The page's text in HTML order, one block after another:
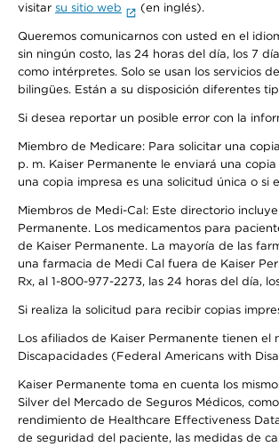
visitar su sitio web (en inglés).
Queremos comunicarnos con usted en el
sin ningún costo, las 24 horas del día, los 7
como intérpretes. Solo se usan los servicios
bilingües. Están a su disposición diferentes
Si desea reportar un posible error con la
Miembro de Medicare: Para solicitar una
p. m. Kaiser Permanente le enviará una
una copia impresa es una solicitud única o
Miembros de Medi-Cal: Este directorio
Permanente. Los medicamentos para
de Kaiser Permanente. La mayoría de las
una farmacia de Medi Cal fuera de Kaiser
Rx, al 1-800-977-2273, las 24 horas del día,
Si realiza la solicitud para recibir copias
Los afiliados de Kaiser Permanente tienen
Discapacidades (Federal Americans with
Kaiser Permanente toma en cuenta los
Silver del Mercado de Seguros Médicos,
rendimiento de Healthcare Effectiveness
de seguridad del paciente, las medidas de